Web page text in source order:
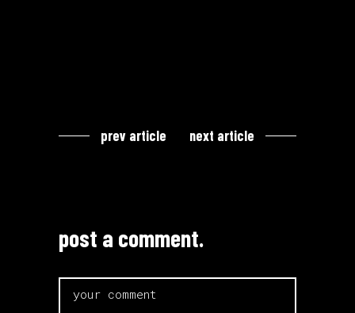
prev article next article
post a comment.